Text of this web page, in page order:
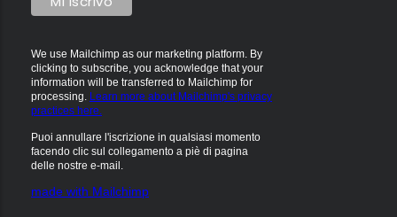
We use Mailchimp as our marketing platform. By
clicking to subscribe, you acknowledge that your
information will be transferred to Mailchimp for
processing. Learn more about Mailchimp's privacy
practices here.
Puoi annullare l'iscrizione in qualsiasi momento
facendo clic sul collegamento a piè di pagina
delle nostre e-mail.
made with Mailchimp